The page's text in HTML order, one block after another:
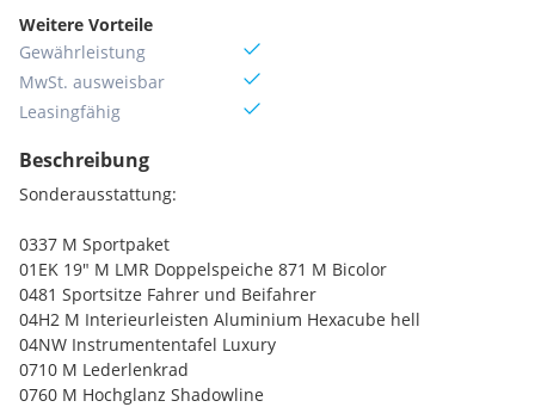
Weitere Vorteile
Gewährleistung
MwSt. ausweisbar
Leasingfähig
Beschreibung
Sonderausstattung:
0337 M Sportpaket
01EK 19" M LMR Doppelspeiche 871 M Bicolor
0481 Sportsitze Fahrer und Beifahrer
04H2 M Interieurleisten Aluminium Hexacube hell
04NW Instrumententafel Luxury
0710 M Lederlenkrad
0760 M Hochglanz Shadowline